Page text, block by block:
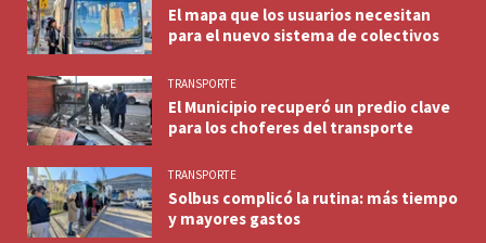
El mapa que los usuarios necesitan
para el nuevo sistema de colectivos
TRANSPORTE
El Municipio recuperó un predio clave
para los choferes del transporte
TRANSPORTE
Solbus complicó la rutina: más tiempo
y mayores gastos